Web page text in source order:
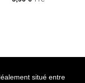
situé entre